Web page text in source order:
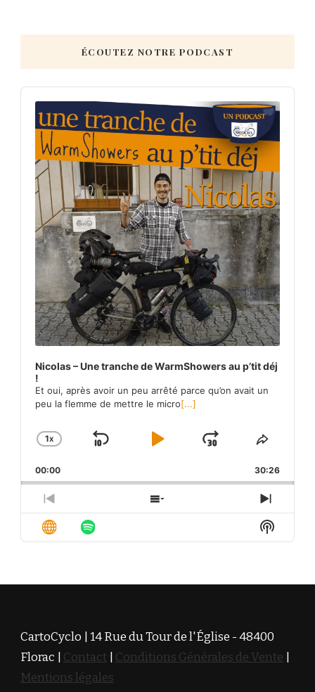
ÉCOUTEZ NOTRE PODCAST
Audio
Player
Nicolas – Une tranche de WarmShowers au p’tit déj
!
Et oui, après avoir un peu arrêté parce qu’on avait un
peu la flemme de mettre le micro[...]
CHANGE
RATE
1X
SKIP
PLAYJUMP
FORWARD
SHARE
00:00 30:26
PREVIOUS
EPISODE
SHOW
EPISODES
NEXT
Show
CartoCyclo | 14 Rue du Tour de l'Église - 48400
Florac | Contact | Conditions Générales de Vente |
Mentions légales